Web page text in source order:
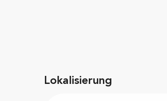
Lokalisierung